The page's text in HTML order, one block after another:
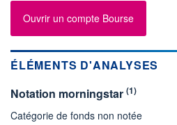
Ouvrir un compte Bourse
ÉLÉMENTS D'ANALYSES
Notation morningstar (1)
Catégorie de fonds non notée